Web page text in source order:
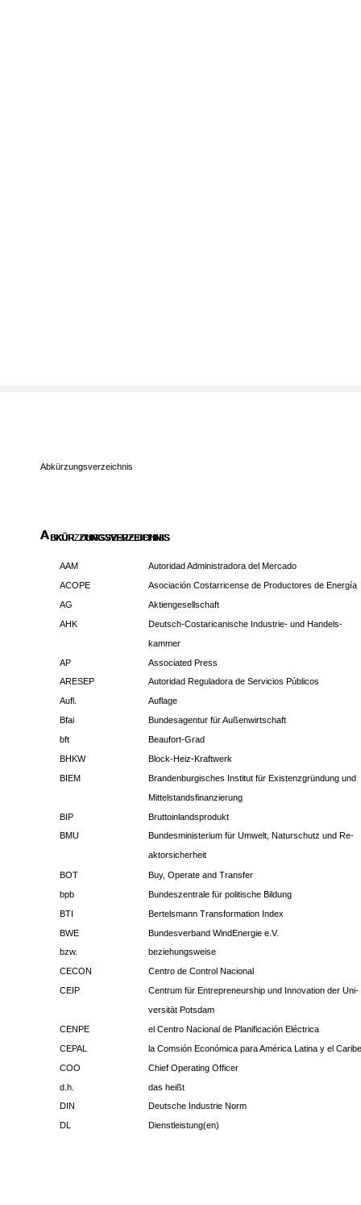
Abkürzungsverzeichnis
A
A
A
A BKÜR
BKÜR
BKÜR
BKÜRZUNGSVERZEICHNIS
ZUNGSVERZEICHNIS
ZUNGSVERZEICHNIS
ZUNGSVERZEICHNIS
AAM Autoridad Administradora del Mercado
ACOPE Asociación Costarricense de Productores de Energía
AG Aktiengesellschaft
AHK Deutsch-Costaricanische Industrie- und Handels-
kammer
AP
Associated Press
ARESEP
Autoridad Reguladora de Servicios Públicos
Aufl. Auflage
Bfai Bundesagentur für Außenwirtschaft
bft Beaufort-Grad
BHKW Block-Heiz-Kraftwerk
BIEM Brandenburgisches Institut für Existenzgründung und
Mittelstandsfinanzierung
BIP
Bruttoinlandsprodukt
BMU
Bundesministerium für Umwelt, Naturschutz und Re-
aktorsicherheit
BOT Buy, Operate and Transfer
bpb Bundeszentrale für politische Bildung
BTI Bertelsmann Transformation Index
BWE
Bundesverband WindEnergie e.V.
bzw.
beziehungsweise
CECON Centro de Control Nacional
CEIP Centrum für Entrepreneurship und Innovation der Uni-
versität Potsdam
CENPE el Centro Nacional de Planificación Eléctrica
CEPAL la Comsión Económica para América Latina y el Caribe
COO Chief Operating Officer
d.h.
das heißt
DIN
Deutsche Industrie Norm
DL Dienstleistung(en)